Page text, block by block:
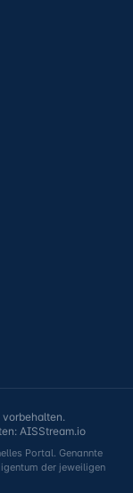
AISStream.io
Portal. Genannte
der jeweiligen